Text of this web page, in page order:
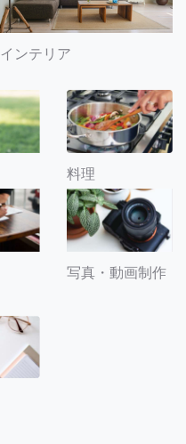
インテリア
料理
写真・動画制作